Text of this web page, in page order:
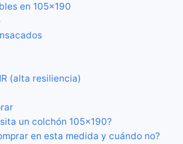
en 105×190
(alta resiliencia)
un colchón 105×190?
en esta medida y cuándo no?